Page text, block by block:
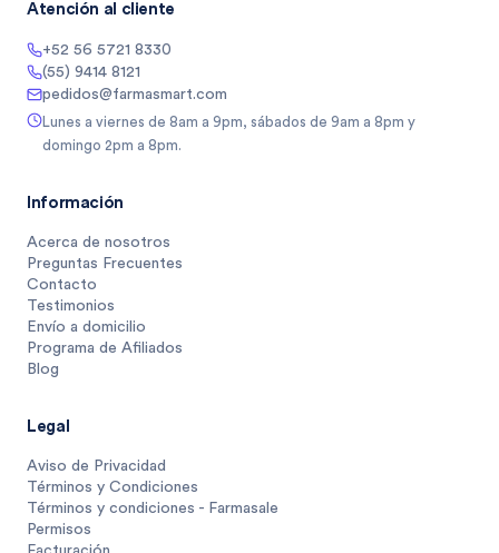
Atención al cliente
+52 56 5721 8330
(55) 9414 8121
pedidos@farmasmart.com
Lunes a viernes de 8am a 9pm, sábados de 9am a 8pm y
domingo 2pm a 8pm.
Información
Acerca de nosotros
Preguntas Frecuentes
Contacto
Testimonios
Envío a domicilio
Programa de Afiliados
Blog
Legal
Aviso de Privacidad
Términos y Condiciones
Términos y condiciones - Farmasale
Permisos